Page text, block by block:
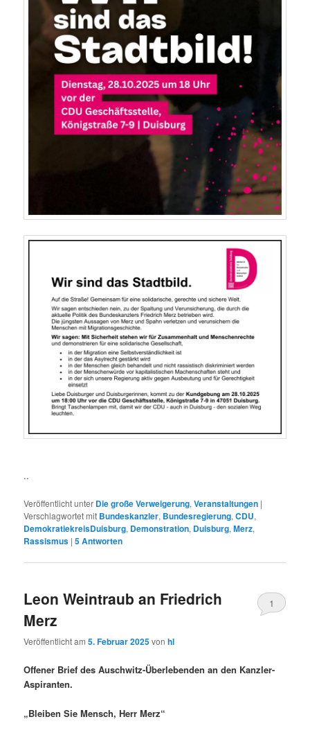
..
Veröffentlicht unter Die große Verweigerung,Veranstaltungen |
Verschlagwortet mit Bundeskanzler, Bundesregierung,CDU,
DemokratiekreisDuisburg, Demonstration, Duisburg,Merz,
Rassismus |5Antworten
Leon Weintraub an Friedrich
Merz
Veröffentlicht am5. Februar 2025vonhl
1
Offener Brief des Auschwitz-Überlebenden an den Kanzler-
Aspiranten.
„Bleiben Sie Mensch, Herr Merz“